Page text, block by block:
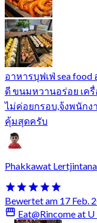
อาหารบุฟเฟ่ sea
ดี ขนมหวานอร่อย เค
ไม่ค่อยกรอบ,จ้งพนักง
คุ้มสุดครับ
Phakkawat
Bewertet am 17 Feb.
Eat@Rincome at